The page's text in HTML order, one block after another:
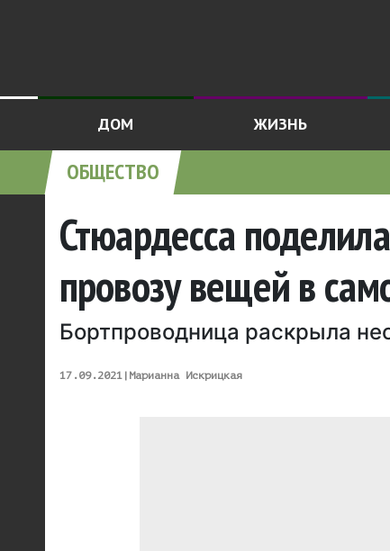
ДОМ ЖИЗНЬ
ОБЩЕСТВО
Стюардесса
провозу вещей в
Бортпроводница раскрыла
17.09.2021 | Марианна Искрицкая